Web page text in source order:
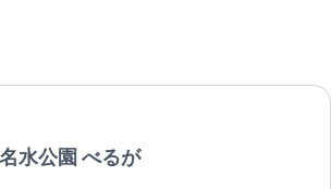
水公園 べるが